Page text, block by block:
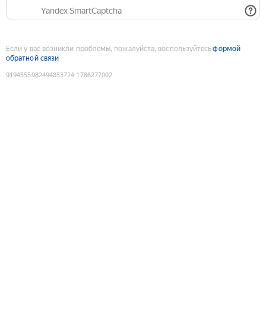
Yandex SmartCaptcha
Если у вас возникли проблемы, пожалуйста, воспользуйтесьформой
обратной связи
9194555982494853724:1786277002